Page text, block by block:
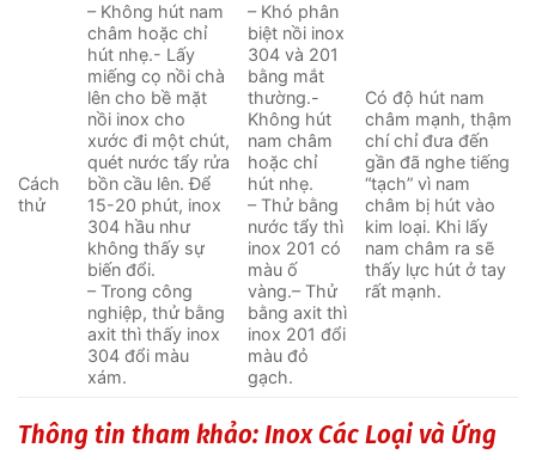
Cách
thử
– Không hút nam
châm hoặc chỉ
hút nhẹ.- Lấy
miếng cọ nồi chà
lên cho bề mặt
nồi inox cho
xước đi một chút,
quét nước tẩy rửa
bồn cầu lên. Để
15-20 phút, inox
304 hầu như
không thấy sự
biến đổi.
– Trong công
nghiệp, thử bằng
axit thì thấy inox
304 đổi màu
xám.
– Khó phân
biệt nồi inox
304 và 201
bằng mắt
thường.-
Không hút
nam châm
hoặc chỉ
hút nhẹ.
– Thử bằng
nước tẩy thì
inox 201 có
màu ố
vàng.– Thử
bằng axit thì
inox 201 đổi
màu đỏ
gạch.
Có độ hút nam
châm mạnh, thậm
chí chỉ đưa đến
gần đã nghe tiếng
“tạch” vì nam
châm bị hút vào
kim loại. Khi lấy
nam châm ra sẽ
thấy lực hút ở tay
rất mạnh.
Thông tin tham khảo:Inox Các Loại và Ứng